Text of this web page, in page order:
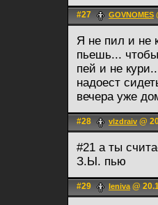
#27 GOVNOMES
Я не пил и не
пьешь...
пей и не
надоест
вечера уже
#28 vlzdraiv @
#21 а ты
З.Ы. пью
#29 lеnivа@